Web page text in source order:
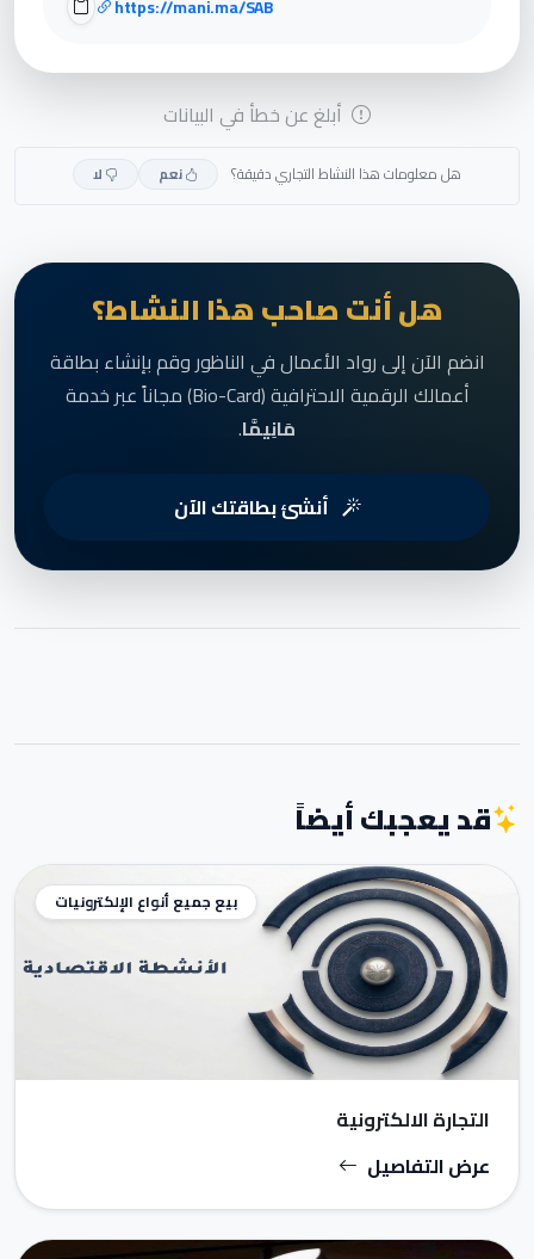
https://mani.ma/SAB
أبلغ عن خطأ في البيانات
هل معلومات هذا النشاط التجاري دقيقة؟ نعم لا
هل أنت صاحب هذا النشاط؟
انضم الآن إلى رواد الأعمال في الناظور وقم بإنشاء بطاقة
أعمالك الرقمية الاحترافية (Bio-Card) مجاناً عبر خدمة
مَانِيمَّا.
أنشئ بطاقتك الآن
قد يعجبك أيضاً
بيع جميع أنواع الإلكترونيات
التجارة الالكترونية
عرض التفاصيل